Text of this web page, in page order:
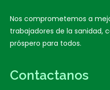
Nos comprometemos a
trabajadores de la sanidad,
próspero para todos.
Contactanos